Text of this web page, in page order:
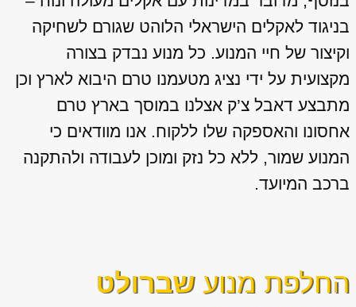
בניגוד לאקלים הישראלי הלוהט שגורם לשחיקה
וקיצור של חיי המנוע. כל מנוע נבדק בצורה
מקצועית על ידי נציג מטעמנו טרם היבוא לארץ וכן
מתבצע דאבל צ’ק אצלנו במוסך בארץ טרם
אחסונו והאספקה שלו ללקוח. אנו מוודאים כי
המנוע שמור, ללא כל נזק ומוכן לעבודה ולהתקנה
ברכב המיועד.
החלפת מנועשברולט